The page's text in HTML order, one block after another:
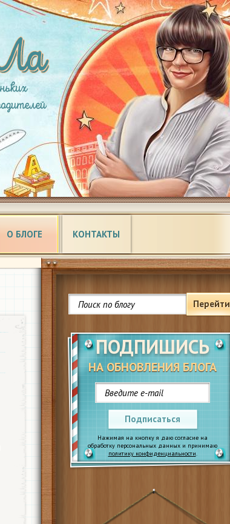
О БЛОГЕ КОНТАКТЫ
Перейти
ПОДПИШИСЬ
НА ОБНОВЛЕНИЯ БЛОГА
Подписаться
Нажимая на кнопку я даю согласие на
обработку персональных данных и принимаю
политику конфиденциальности.